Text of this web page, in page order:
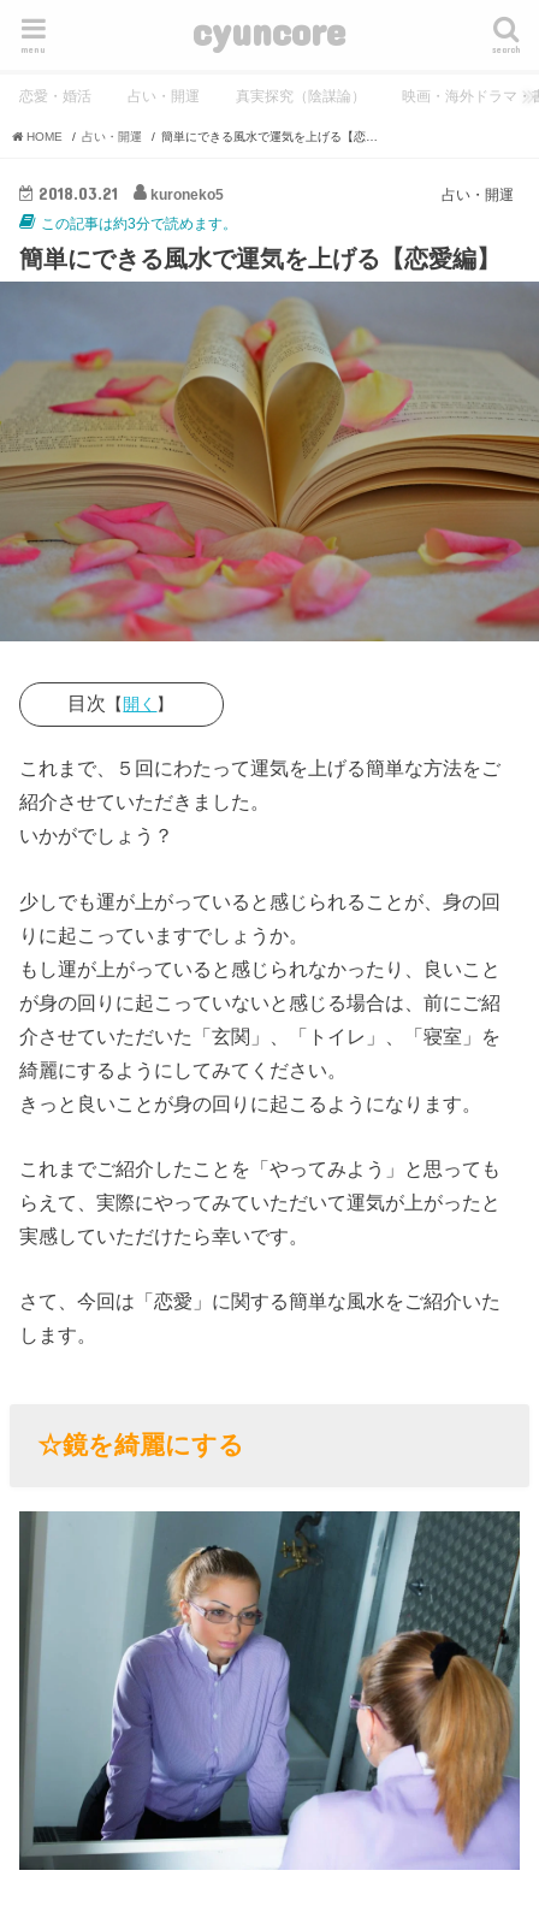
cyuncore search
menu
恋愛・婚活 占い・開運 真実探究（陰謀論） 映画・海外ドラマ・
HOME 占い・開運
占い・開運
2018.03.21
kuroneko5
この記事は約3分で読めます。
簡単にできる風水で運気を上げる【恋愛編】
目次 【開く 】
› ☆鏡を綺麗に
する
› ☆洗濯物が出
› ☆バスルーム
を綺麗にする
が散乱してい
る
› ☆良い香りの
う
これまで、５回にわたって運気を上げる簡単な方法をご
紹介させていただきました。
いかがでしょう？
少しでも運が上がっていると感じられることが、身の回
りに起こっていますでしょうか。
もし運が上がっていると感じられなかったり、良いこと
が身の回りに起こっていないと感じる場合は、前にご紹
介させていただいた「玄関」、「トイレ」、「寝室」を
綺麗にするようにしてみてください。
きっと良いことが身の回りに起こるようになります。
これまでご紹介したことを「やってみよう」と思っても
らえて、実際にやってみていただいて運気が上がったと
実感していただけたら幸いです。
さて、今回は「恋愛」に関する簡単な風水をご紹介いた
します。
☆鏡を綺麗にする